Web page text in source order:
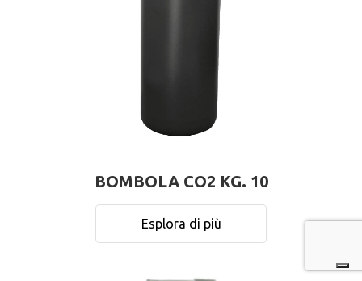
BOMBOLA CO2 KG. 10
Esplora di più